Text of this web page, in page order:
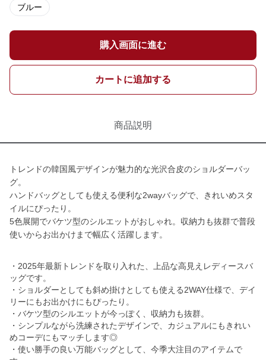
ブルー
購入画面に進む
カートに追加する
商品説明
トレンドの韓国風デザインが魅力的な光沢合皮のショルダーバッ
グ。
ハンドバッグとしても使える便利な2wayバッグで、きれいめスタ
イルにぴったり。
5色展開でバケツ型のシルエットがおしゃれ。収納力も抜群で普段
使いからお出かけまで幅広く活躍します。
・2025年最新トレンドを取り入れた、上品な高見えレディースバ
ッグです。
・ショルダーとしても斜め掛けとしても使える2WAY仕様で、デイ
リーにもお出かけにもぴったり。
・バケツ型のシルエットが今っぽく、収納力も抜群。
・シンプルながら洗練されたデザインで、カジュアルにもきれい
めコーデにもマッチします◎
・使い勝手の良い万能バッグとして、今季大注目のアイテムで